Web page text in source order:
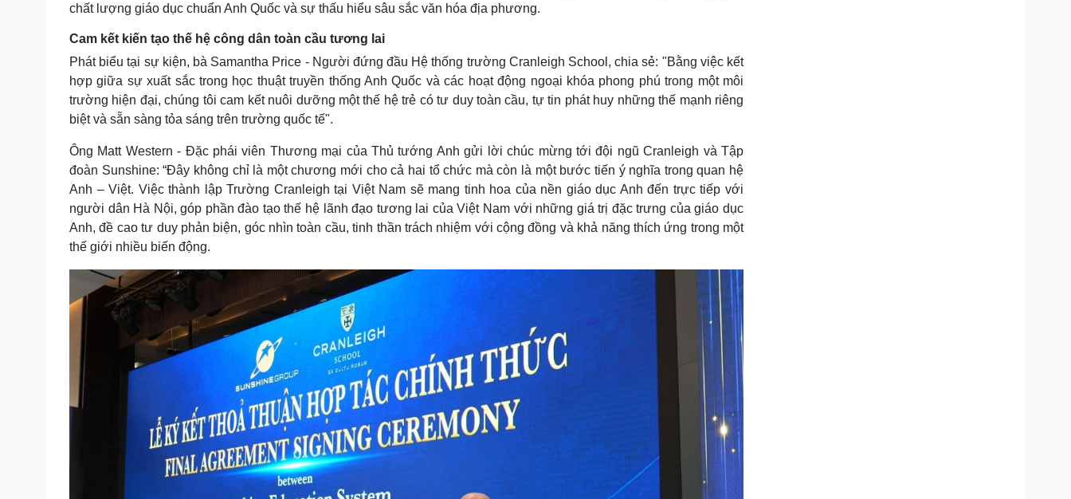
chất lượng giáo dục chuẩn Anh Quốc và sự thấu hiểu sâu sắc văn hóa địa phương.
Cam kết kiến tạo thế hệ công dân toàn cầu tương lai
Phát biểu tại sự kiện, bà Samantha Price - Người đứng đầu Hệ thống trường Cranleigh School, chia sẻ: "Bằng việc kết
hợp giữa sự xuất sắc trong học thuật truyền thống Anh Quốc và các hoạt động ngoại khóa phong phú trong một môi
trường hiện đại, chúng tôi cam kết nuôi dưỡng một thế hệ trẻ có tư duy toàn cầu, tự tin phát huy những thế mạnh riêng
biệt và sẵn sàng tỏa sáng trên trường quốc tế".
Ông Matt Western - Đặc phái viên Thương mại của Thủ tướng Anh gửi lời chúc mừng tới đội ngũ Cranleigh và Tập
đoàn Sunshine: “Đây không chỉ là một chương mới cho cả hai tổ chức mà còn là một bước tiến ý nghĩa trong quan hệ
Anh – Việt. Việc thành lập Trường Cranleigh tại Việt Nam sẽ mang tinh hoa của nền giáo dục Anh đến trực tiếp với
người dân Hà Nội, góp phần đào tạo thế hệ lãnh đạo tương lai của Việt Nam với những giá trị đặc trưng của giáo dục
Anh, đề cao tư duy phản biện, góc nhìn toàn cầu, tinh thần trách nhiệm với cộng đồng và khả năng thích ứng trong một
thế giới nhiều biến động.